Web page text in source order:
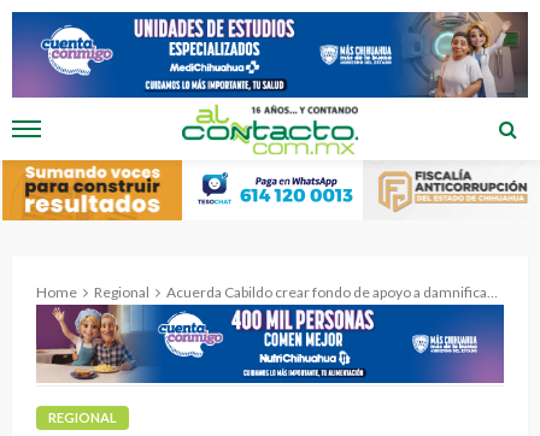
Home Regional Acuerda Cabildo crear fondo de apoyo a damnificados por las lluvias.
REGIONAL